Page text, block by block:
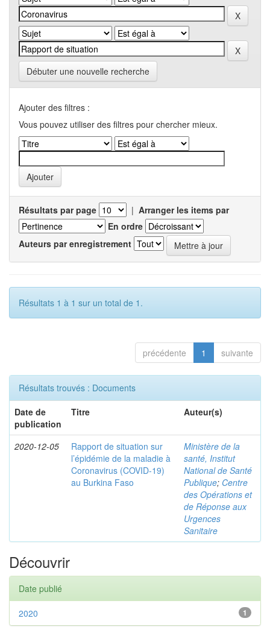
Débuter une nouvelle recherche
Ajouter des filtres :
Vous pouvez utiliser des filtres pour chercher mieux.
Résultats par page | Arranger les items par
En ordre
Auteurs par enregistrement
Résultats 1 à 1 sur un total de 1.
précédente 1 suivante
Résultats trouvés : Documents
Date de
publication
Titre Auteur(s)
2020-12-05
Rapport de situation sur
l’épidémie de la maladie à
Coronavirus (COVID-19)
au Burkina Faso
Ministère de la
santé, Institut
National de Santé
Publique; Centre
des Opérations et
de Réponse aux
Urgences
Sanitaire
Découvrir
Date publié
1
2020